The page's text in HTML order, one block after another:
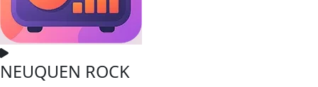
NEUQUEN ROCK